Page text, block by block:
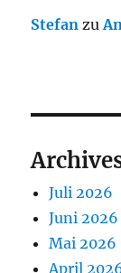
Stefan zu
Juli 2026
Juni 2026
Mai 2026
April